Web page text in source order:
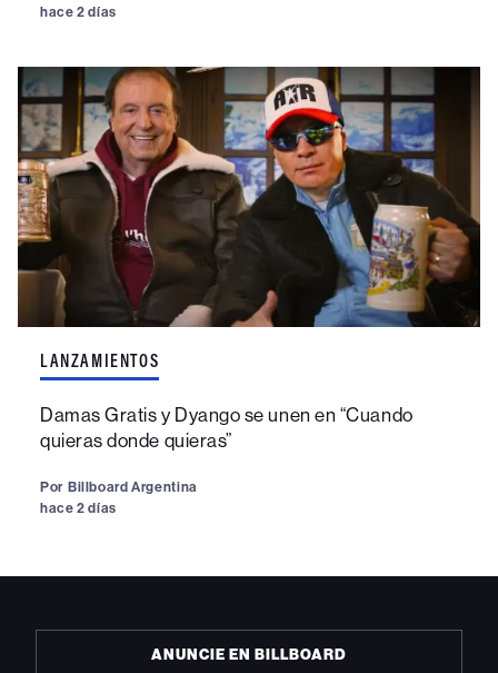
hace 2 días
LANZAMIENTOS
Damas Gratis y Dyango se unen en “Cuando
quieras donde quieras”
Por Billboard Argentina
hace 2 días
ANUNCIE EN BILLBOARD